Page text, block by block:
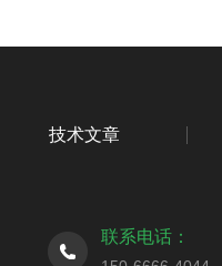
技术文章
联系电话：